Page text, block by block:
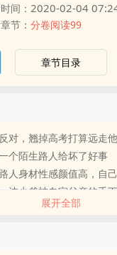
间： 2020-02-04
节： 分卷阅读99
章节目录
对，翘掉高考打算远走
个陌生路人给坏了好事
人身材性感颜值高，自
沈少爷被自家父亲的手
成了同桌
故毒枭的遗孤从此有了交
展开全部